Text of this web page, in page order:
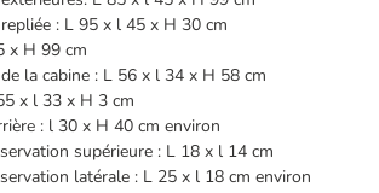
: L 95 x l 45 x H 30 cm
x H 99 cm
la cabine : L 56 x l 34 x H 58 cm
x l 33 x H 3 cm
: l 30 x H 40 cm environ
supérieure : L 18 x l 14 cm
latérale : L 25 x l 18 cm environ